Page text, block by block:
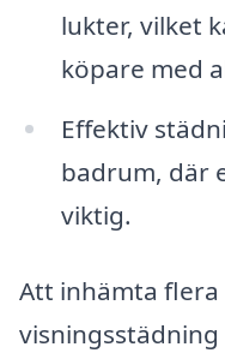
lukter, vilket
köpare med
Effektiv
badrum, där
viktig.
Att inhämta